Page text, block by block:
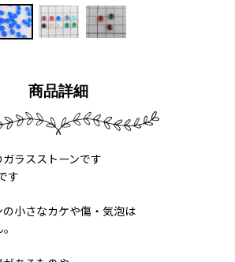
商品詳細
ラスストーンです
す
小さなカケや傷・気泡は